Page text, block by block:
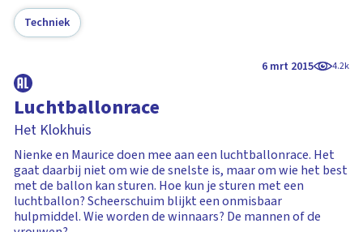
Techniek
6 mrt 2015 4.2k
Luchtballonrace
Het Klokhuis
Nienke en Maurice doen mee aan een luchtballonrace. Het
gaat daarbij niet om wie de snelste is, maar om wie het best
met de ballon kan sturen. Hoe kun je sturen met een
luchtballon? Scheerschuim blijkt een onmisbaar
hulpmiddel. Wie worden de winnaars? De mannen of de